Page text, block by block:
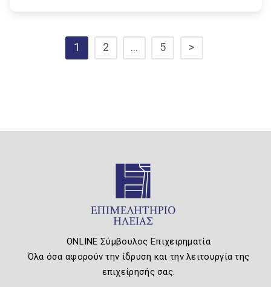
1 2 … 5 >
ONLINE Σύμβουλος Επιχειρηματία
Όλα όσα αφορούν την ίδρυση και την λειτουργία της
επιχείρησής σας.